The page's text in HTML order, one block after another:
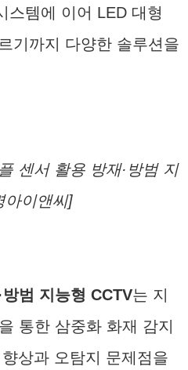
스템에 이어 LED 대형
기까지 다양한 솔루션을
센서 활용 방재·방범 지
아이앤씨]
범 지능형 CCTV는 지
통한 삼중화 화재 감지
상과 오탐지 문제점을